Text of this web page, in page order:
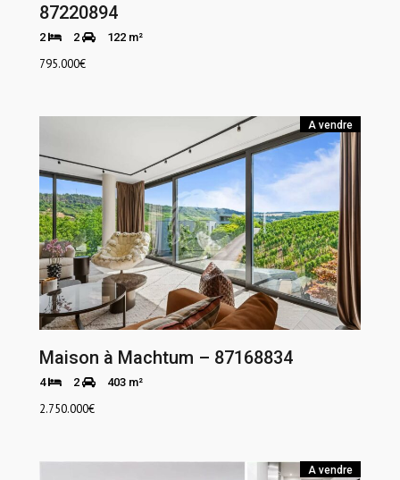
87220894
2 2 122 m²
795.000€
A vendre
Maison à Machtum – 87168834
4 2 403 m²
2.750.000€
A vendre